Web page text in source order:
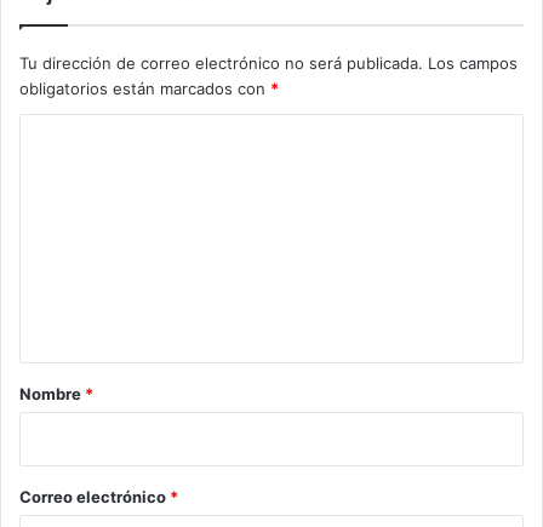
Tu dirección de correo electrónico no será publicada. Los campos
obligatorios están marcados con *
r
*
Nombre *
Correo electrónico *